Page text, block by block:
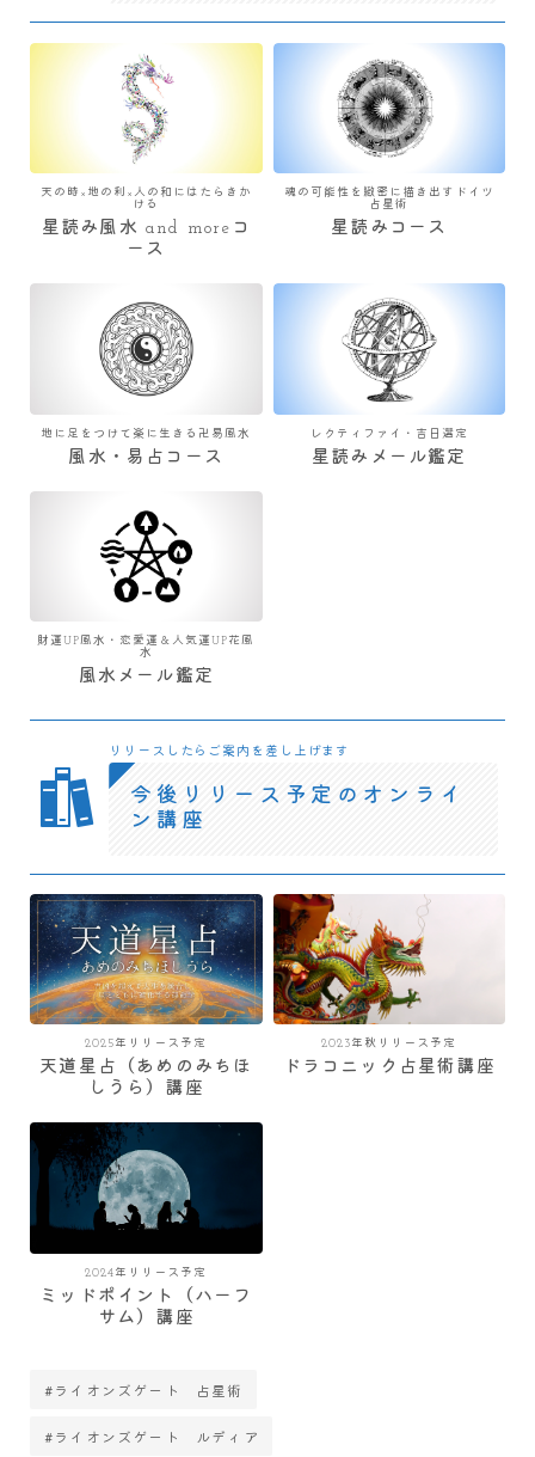
天の時×地の利×人の和にはたらきか
ける
星読み風水 and moreコ
ース
魂の可能性を緻密に描き出すドイツ
占星術
星読みコース
地に足をつけて楽に生きる卍易風水
風水・易占コース
レクティファイ・吉日選定
星読みメール鑑定
財運UP風水・恋愛運＆人気運UP花風
水
風水メール鑑定
リリースしたらご案内を差し上げます
今後リリース予定のオンライ
ン講座
2025年リリース予定
天道星占（あめのみちほ
しうら）講座
2023年秋リリース予定
ドラコニック占星術講座
2024年リリース予定
ミッドポイント（ハーフ
サム）講座
#ライオンズゲート 占星術
#ライオンズゲート ルディア